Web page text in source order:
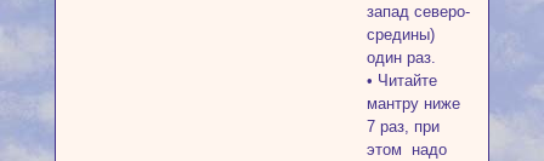
запад северо-
средины)
один раз.
• Читайте
мантру ниже
7 раз, при
этом надо